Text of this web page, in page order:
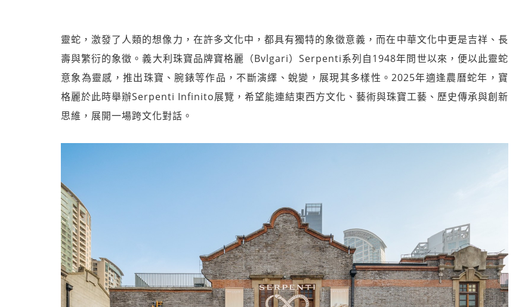
靈蛇，激發了人類的想像力，在許多文化中，都具有獨特的象徵意義，而在中華文化中更是吉祥、長
壽與繁衍的象徵。義大利珠寶品牌寶格麗（Bvlgari）Serpenti系列自1948年問世以來，便以此靈蛇
意象為靈感，推出珠寶、腕錶等作品，不斷演繹、蛻變，展現其多樣性。2025年適逢農曆蛇年，寶
格麗於此時舉辦Serpenti Infinito展覽，希望能連結東西方文化、藝術與珠寶工藝、歷史傳承與創新
思維，展開一場跨文化對話。